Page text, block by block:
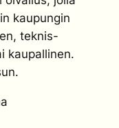
kaupungin
teknis-
kaupallinen.